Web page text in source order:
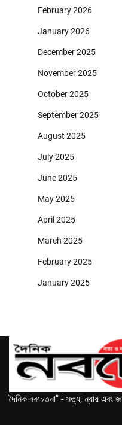
February 2026
January 2026
December 2025
November 2025
October 2025
September 2025
August 2025
July 2025
June 2025
May 2025
April 2025
March 2025
February 2025
January 2025
দৈনিক নবচেতনা" - সত্য, ন্যায় এবং